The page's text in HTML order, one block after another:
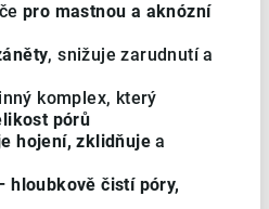
pro mastnou a aknózní
, snižuje zarudnutí a
komplex, který
pórů
hojení, zklidňuje a
hloubkově čistí póry,